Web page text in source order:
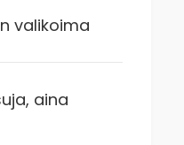
valikoima
aina